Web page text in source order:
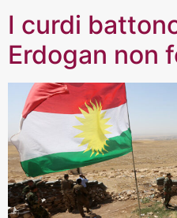
I curdi
Erdogan non